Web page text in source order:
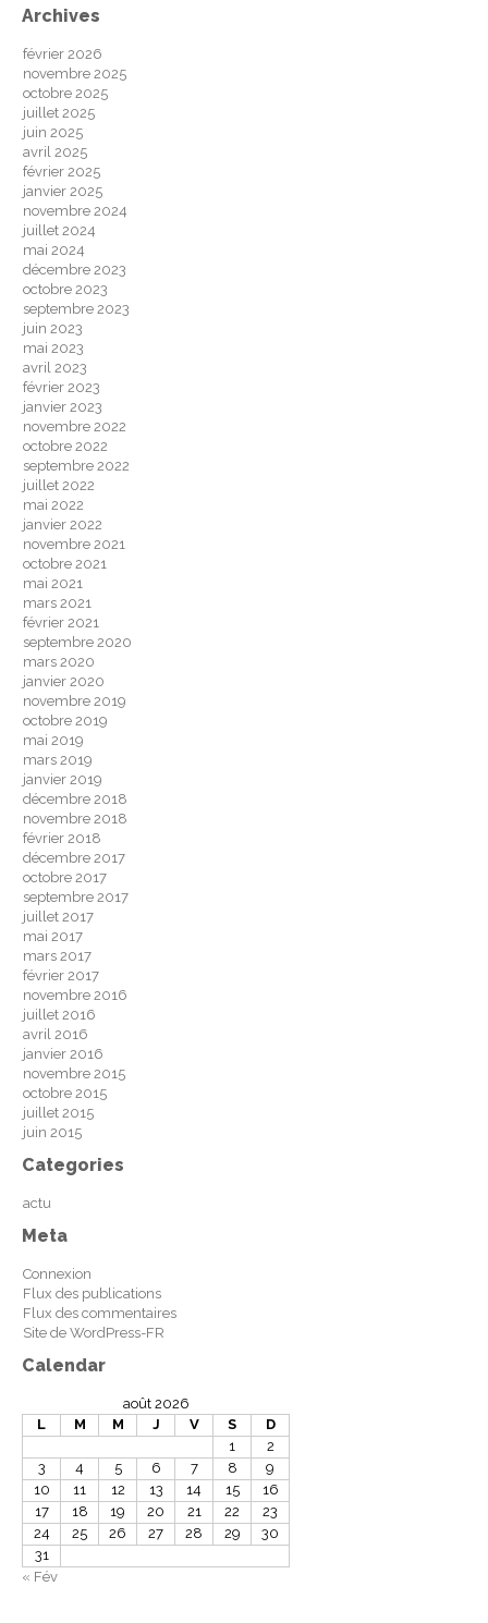
Archives
février 2026
novembre 2025
octobre 2025
juillet 2025
juin 2025
avril 2025
février 2025
janvier 2025
novembre 2024
juillet 2024
mai 2024
décembre 2023
octobre 2023
septembre 2023
juin 2023
mai 2023
avril 2023
février 2023
janvier 2023
novembre 2022
octobre 2022
septembre 2022
juillet 2022
mai 2022
janvier 2022
novembre 2021
octobre 2021
mai 2021
mars 2021
février 2021
septembre 2020
mars 2020
janvier 2020
novembre 2019
octobre 2019
mai 2019
mars 2019
janvier 2019
décembre 2018
novembre 2018
février 2018
décembre 2017
octobre 2017
septembre 2017
juillet 2017
mai 2017
mars 2017
février 2017
novembre 2016
juillet 2016
avril 2016
janvier 2016
novembre 2015
octobre 2015
juillet 2015
juin 2015
Categories
actu
Meta
Connexion
Flux des publications
Flux des commentaires
Site de WordPress-FR
Calendar
août 2026
L
M M J V S
D
1
2
3
4 5 6 7 8
9
10
11 12 13 14 15
16
17
18 19 20 21 22
23
24
25 26 27 28 29
30
31
« Fév